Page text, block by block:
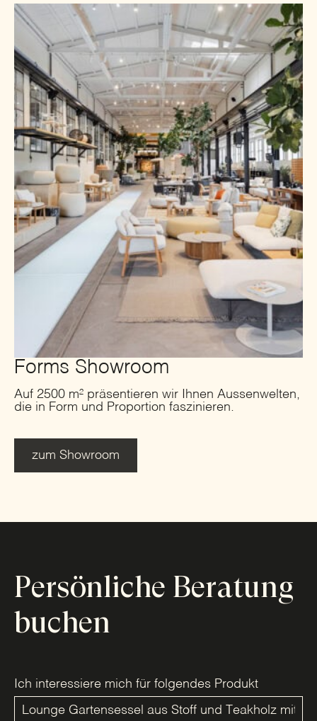
Forms Showroom
Auf 2500 m² präsentieren wir Ihnen Aussenwelten,
die in Form und Proportion faszinieren.
zum Showroom
Persönliche Beratung
buchen
Ich interessiere mich für folgendes Produkt